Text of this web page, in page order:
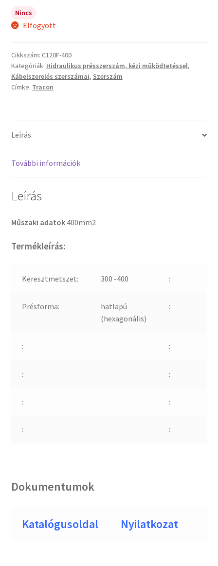
Nincs
Elfogyott
Cikkszám: C120F-400
Kategóriák: Hidraulikus présszerszám, kézi működtetéssel,
Kábelszerelés szerszámai, Szerszám
Címke: Tracon
Leírás
További információk
Leírás
Műszaki adatok 400mm2
Termékleírás:
Keresztmetszet: 300 -400 :
Présforma:
hatlapú
(hexagonális)
:
: :
: :
: :
: :
Dokumentumok
Katalógusoldal Nyilatkozat